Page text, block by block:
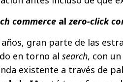
commerce al zero-click
gran parte de las
en torno al search, con
existente a través de